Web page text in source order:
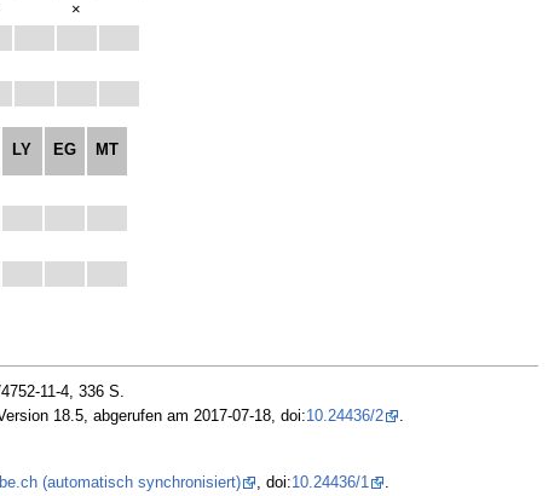
×
LY EG MT
11-4, 336 S.
18.5, abgerufen am 2017-07-18, doi:10.24436/2 .
(automatisch synchronisiert) , doi:10.24436/1 .